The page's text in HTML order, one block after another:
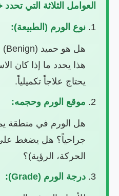
العوامل الثلاثة التي
نوع الورم (الطبيعة):
هذا يحدد ما إذا كان
يحتاج علاجاً تكميلياً.
موقع الورم وحجمه:
هل الورم في منطقة
جراحياً؟ هل يضغط على
الحركة، الرؤية)؟
درجة الورم (Grade):